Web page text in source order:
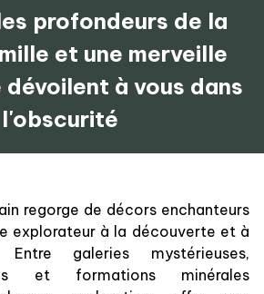
profondeurs de la
et une merveille
à vous dans
l'obscurité
regorge de décors enchanteurs
explorateur à la découverte et à
Entre galeries mystérieuses,
et formations minérales